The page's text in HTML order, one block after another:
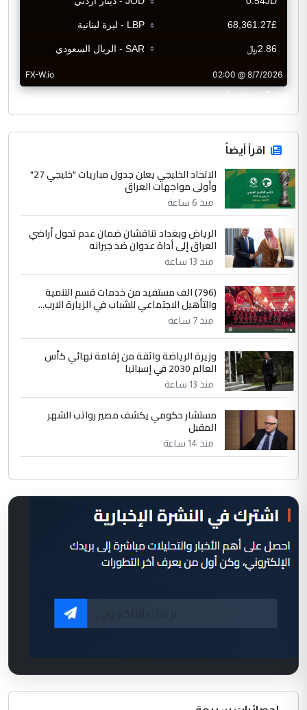
CurrencyRate
اقرأ أيضاً
الاتحاد الخليجي يعلن جدول مباريات "خليجي 27"
وأولى مواجهات العراق
منذ 6 ساعة
الرياض وبغداد تناقشان ضمان عدم تحول أراضي
العراق إلى أداة عدوان ضد جيرانه
منذ 13 ساعة
(796) الف مستفيد من خدمات قسم التنمية
والتأهيل الاجتماعي للشباب في الزيارة الارب...
منذ 7 ساعة
وزيرة الرياضة واثقة من إقامة نهائي كأس
العالم 2030 في إسبانيا
منذ 13 ساعة
مستشار حكومي يكشف مصير رواتب الشهر
المقبل
منذ 14 ساعة